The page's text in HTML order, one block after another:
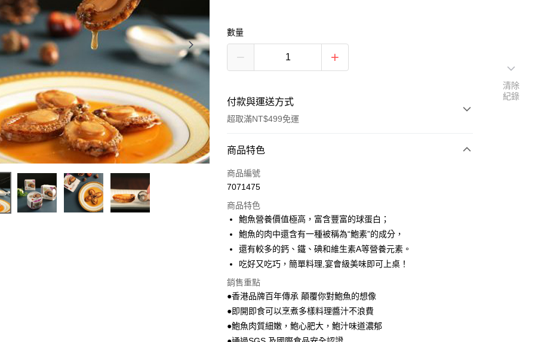
數量
付款與運送方式
超取滿NT$499免運
付款方式
信用卡一次付款
Apple Pay
悠遊付
運送方式
全家取貨付款
每筆NT$80，滿NT$499(含以上)免運費
7-11取貨付款
商品特色
商品編號
7071475
商品特色
鮑魚營養價值極高，富含豐富的球蛋白；
鮑魚的肉中還含有一種被稱為“鮑素”的成分，
還有較多的鈣、鐵、碘和維生素A等營養元素。
吃好又吃巧，簡單料理,宴會級美味即可上桌！
銷售重點
●香港品牌百年傳承 顛覆你對鮑魚的想像
●即開即食可以烹煮多樣料理醬汁不浪費
●鮑魚肉質細嫩，鮑心肥大，鮑汁味道濃郁
清除
紀錄